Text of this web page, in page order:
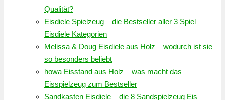
Qualität?
Eisdiele Spielzeug – die Bestseller aller 3 Spiel
Eisdiele Kategorien
Melissa & Doug Eisdiele aus Holz – wodurch ist sie
so besonders beliebt
howa Eisstand aus Holz – was macht das
Eisspielzeug zum Bestseller
Sandkasten Eisdiele – die 8 Sandspielzeug Eis